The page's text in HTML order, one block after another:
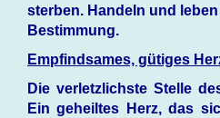
sterben. Handeln und
Bestimmung.
Empfindsames, gütiges
Die verletzlichste Stelle
Ein geheiltes Herz, das